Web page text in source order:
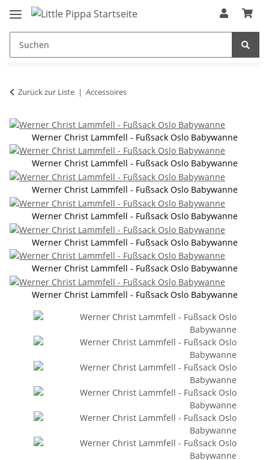
Zum Hauptinhalt springen
springen
Zurück zur Liste Accessoires
Werner Christ Lammfell - Fußsack Oslo Babywanne
Werner Christ Lammfell - Fußsack Oslo Babywanne
Werner Christ Lammfell - Fußsack Oslo Babywanne
Werner Christ Lammfell - Fußsack Oslo Babywanne
Werner Christ Lammfell - Fußsack Oslo Babywanne
Werner Christ Lammfell - Fußsack Oslo Babywanne
Werner Christ Lammfell - Fußsack Oslo Babywanne